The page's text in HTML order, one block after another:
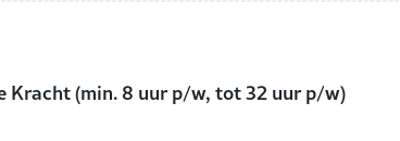
Kracht (min. 8 uur p/w, tot 32 uur p/w)